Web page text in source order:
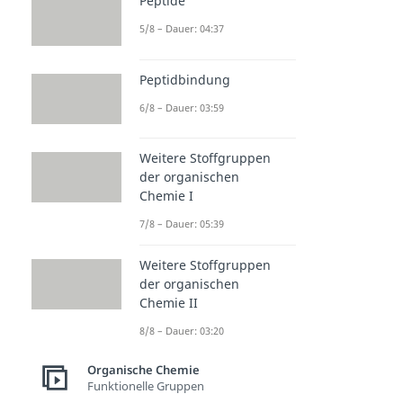
5/8 – Dauer: 04:37
Peptidbindung
6/8 – Dauer: 03:59
Weitere Stoffgruppen
der organischen
Chemie I
7/8 – Dauer: 05:39
Weitere Stoffgruppen
der organischen
Chemie II
8/8 – Dauer: 03:20
Organische Chemie
Funktionelle Gruppen